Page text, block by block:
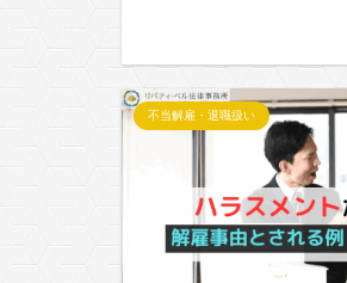
不当解雇・退職扱い